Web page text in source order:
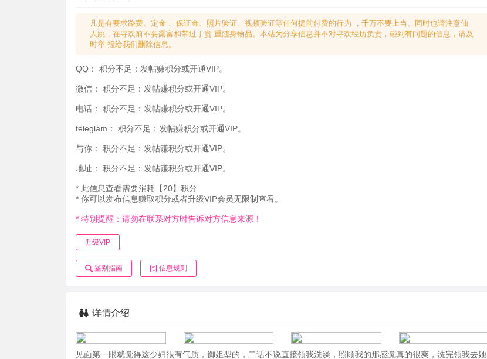
凡是有要求路费、定金 、保证金、照片验证、视频验证等任何提前付费的行为 ，千万不要上当。同时也请注意仙
人跳，在寻欢前不要露富和带过于贵 重随身物品。本站为分享信息并不对寻欢经历负责，碰到有问题的信息，请及
时举 报给我们删除信息。
QQ： 积分不足：发帖赚积分或开通VIP。
微信： 积分不足：发帖赚积分或开通VIP。
电话： 积分不足：发帖赚积分或开通VIP。
teleglam： 积分不足：发帖赚积分或开通VIP。
与你： 积分不足：发帖赚积分或开通VIP。
地址： 积分不足：发帖赚积分或开通VIP。
* 此信息查看需要消耗【20】积分
* 你可以发布信息赚取积分或者升级VIP会员无限制查看。
* 特别提醒：请勿在联系对方时告诉对方信息来源！
升级VIP
鉴别指南 信息规则
详情介绍
见面第一眼就觉得这少妇很有气质，御姐型的，二话不说直接领我洗澡，照顾我的那感觉真的很爽，洗完领我去她